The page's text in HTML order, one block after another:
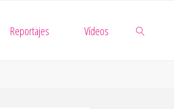
Reportajes Vídeos